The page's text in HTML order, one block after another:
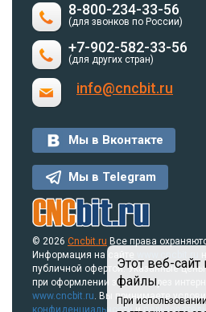
Этот веб-сайт
файлы.
При
8-800-234-33-56
(для звонков по России)
+7-902-582-33-56
(для других стран)
info@cncbit.ru
Мы в Вконтакте
Мы в Telegram
© 2026 Cncbit.ru Все права
Информация на сайте
www.cncbit.ru
публичной офертой. Указанные цены
при оформлении заказа через
www.cncbit.ru. Вы принимаете
конфиденциальностии